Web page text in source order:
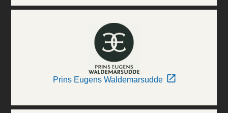
Prins Eugens Waldemarsudde